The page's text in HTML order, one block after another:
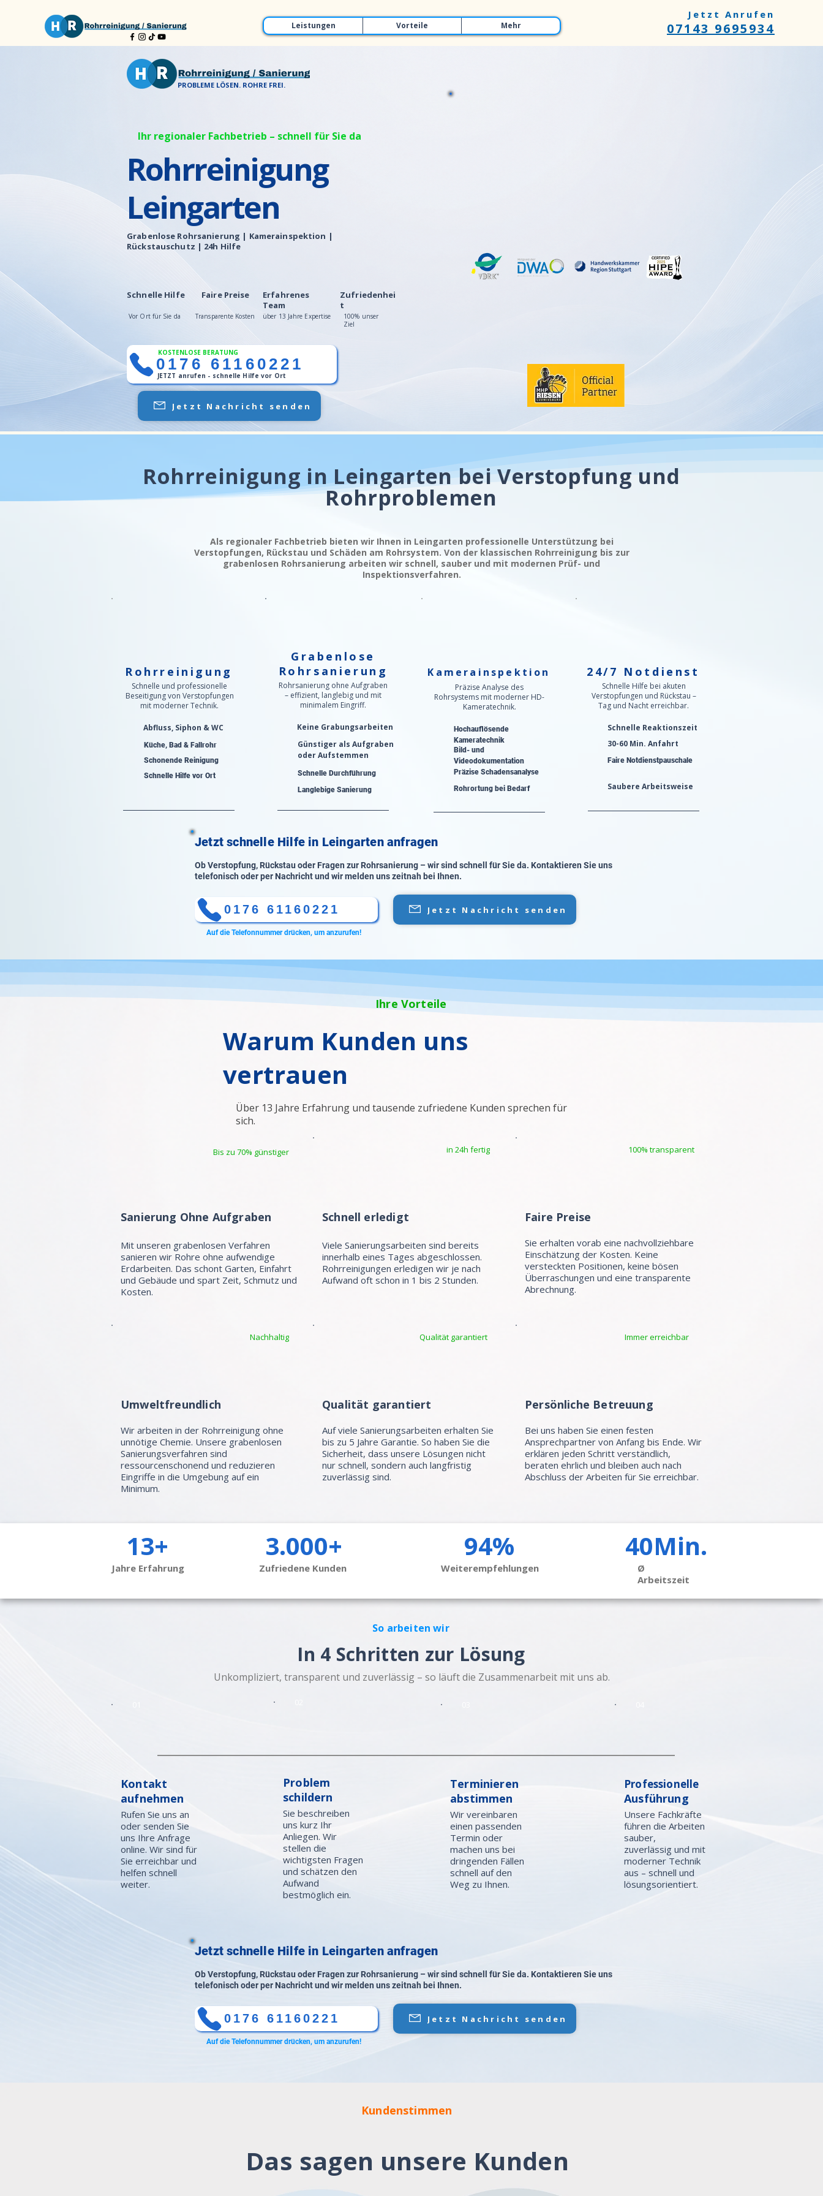
Jetzt Anrufen
07143 9695934
Leistungen Vorteile Mehr
PROBLEME LÖSEN. ROHRE FREI.
Ihr regionaler Fachbetrieb – schnell für Sie da
Rohrreinigung
Leingarten
Grabenlose Rohrsanierung | Kamerainspektion |
Rückstauschutz | 24h Hilfe
Schnelle Hilfe
Vor Ort für Sie da
Faire Preise
Transparente Kosten
Erfahrenes
Team
über 13 Jahre Expertise
0176 61160221
KOSTENLOSE BERATUNG
JETZT anrufen - schnelle Hilfe vor Ort
Zufriedenhei
t
100% unser
Ziel
Jetzt Nachricht senden
Rohrreinigung in Leingarten bei Verstopfung und
Rohrproblemen
Als regionaler Fachbetrieb bieten wir Ihnen in Leingarten professionelle Unterstützung bei
Verstopfungen, Rückstau und Schäden am Rohrsystem. Von der klassischen Rohrreinigung bis zur
grabenlosen Rohrsanierung arbeiten wir schnell, sauber und mit modernen Prüf- und
Inspektionsverfahren.
Rohrreinigung
Schnelle und professionelle
Beseitigung von Verstopfungen
mit moderner Technik.
Abfluss, Siphon & WC
Küche, Bad & Fallrohr
Schonende Reinigung
Schnelle Hilfe vor Ort
Grabenlose
Rohrsanierung
Rohrsanierung ohne Aufgraben
– effizient, langlebig und mit
minimalem Eingriff.
Keine Grabungsarbeiten
Günstiger als Aufgraben
oder Aufstemmen
Schnelle Durchführung
Langlebige Sanierung
Kamerainspektion
Präzise Analyse des
Rohrsystems mit moderner HD-
Kameratechnik.
Hochauflösende
Kameratechnik
Bild- und
Videodokumentation
Präzise Schadensanalyse​
Rohrortung bei Bedarf
24/7 Notdienst
Schnelle Hilfe bei akuten
Verstopfungen und Rückstau –
Tag und Nacht erreichbar.
Schnelle Reaktionszeit
30-60 Min. Anfahrt
Faire Notdienstpauschale
Saubere Arbeitsweise
Jetzt schnelle Hilfe in Leingarten anfragen
Ob Verstopfung, Rückstau oder Fragen zur Rohrsanierung – wir sind schnell für Sie da. Kontaktieren Sie uns
telefonisch oder per Nachricht und wir melden uns zeitnah bei Ihnen.
0176 61160221 Jetzt Nachricht senden
Auf die Telefonnummer drücken, um anzurufen!
Ihre Vorteile
Warum Kunden uns
vertrauen
Über 13 Jahre Erfahrung und tausende zufriedene Kunden sprechen für
sich.
Bis zu 70% günstiger
Sanierung Ohne Aufgraben
Mit unseren grabenlosen Verfahren
sanieren wir Rohre ohne aufwendige
Erdarbeiten. Das schont Garten, Einfahrt
und Gebäude und spart Zeit, Schmutz und
Kosten.
in 24h fertig
Schnell erledigt
Viele Sanierungsarbeiten sind bereits
innerhalb eines Tages abgeschlossen.
Rohrreinigungen erledigen wir je nach
Aufwand oft schon in 1 bis 2 Stunden.
100% transparent
Faire Preise
Sie erhalten vorab eine nachvollziehbare
Einschätzung der Kosten. Keine
versteckten Positionen, keine bösen
Überraschungen und eine transparente
Abrechnung.
Nachhaltig
Umweltfreundlich
Wir arbeiten in der Rohrreinigung ohne
unnötige Chemie. Unsere grabenlosen
Sanierungsverfahren sind
ressourcenschonend und reduzieren
Eingriffe in die Umgebung auf ein
Minimum.
Qualität garantiert
Qualität garantiert
Auf viele Sanierungsarbeiten erhalten Sie
bis zu 5 Jahre Garantie. So haben Sie die
Sicherheit, dass unsere Lösungen nicht
nur schnell, sondern auch langfristig
zuverlässig sind.
Immer erreichbar
Persönliche Betreuung
Bei uns haben Sie einen festen
Ansprechpartner von Anfang bis Ende. Wir
erklären jeden Schritt verständlich,
beraten ehrlich und bleiben auch nach
Abschluss der Arbeiten für Sie erreichbar.
13+
Jahre Erfahrung
3.000+
Zufriedene Kunden
94%
Weiterempfehlungen
40Min.
Ø
Arbeitszeit
So arbeiten wir
In 4 Schritten zur Lösung
Unkompliziert, transparent und zuverlässig – so läuft die Zusammenarbeit mit uns ab.
Kontakt
aufnehmen
Rufen Sie uns an
oder senden Sie
uns Ihre Anfrage
online. Wir sind für
Sie erreichbar und
helfen schnell
weiter.
Problem
schildern
Sie beschreiben
uns kurz Ihr
Anliegen. Wir
stellen die
wichtigsten Fragen
und schätzen den
Aufwand
bestmöglich ein.
Terminieren
abstimmen
Wir vereinbaren
einen passenden
Termin oder
machen uns bei
dringenden Fällen
schnell auf den
Weg zu Ihnen.
Professionelle
Ausführung
Unsere Fachkräfte
führen die Arbeiten
sauber,
zuverlässig und mit
moderner Technik
aus – schnell und
lösungsorientiert.
Jetzt schnelle Hilfe in Leingarten anfragen
Ob Verstopfung, Rückstau oder Fragen zur Rohrsanierung – wir sind schnell für Sie da. Kontaktieren Sie uns
telefonisch oder per Nachricht und wir melden uns zeitnah bei Ihnen.
0176 61160221 Jetzt Nachricht senden
Auf die Telefonnummer drücken, um anzurufen!
Kundenstimmen
Das sagen unsere Kunden